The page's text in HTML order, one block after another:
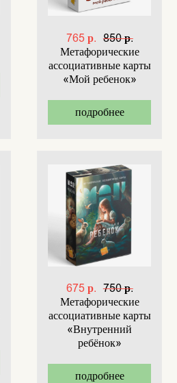
765 р. 850 р.
Метафорические
ассоциативные карты
«Мой ребенок»
подробнее
675 р. 750 р.
Метафорические
ассоциативные карты
«Внутренний
ребёнок»
подробнее